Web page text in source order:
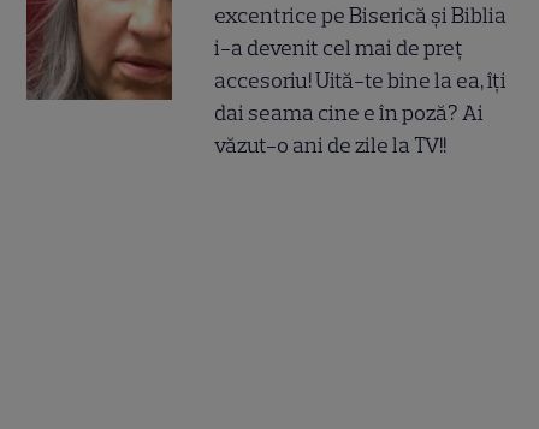
excentrice pe Biserică și Biblia
i-a devenit cel mai de preț
accesoriu! Uită-te bine la ea, îți
dai seama cine e în poză? Ai
văzut-o ani de zile la TV!!